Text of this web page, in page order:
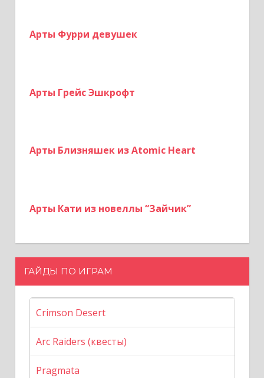
Арты Фурри девушек
Арты Грейс Эшкрофт
Арты Близняшек из Atomic Heart
Арты Кати из новеллы “Зайчик”
ГАЙДЫ ПО ИГРАМ
Crimson Desert
Arc Raiders (квесты)
Pragmata